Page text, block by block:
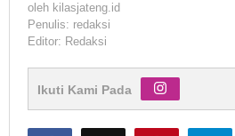
oleh kilasjateng.id
Penulis: redaksi
Editor: Redaksi
Ikuti Kami Pada